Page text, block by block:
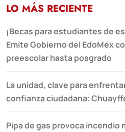
LO MÁS RECIENTE
¡Becas para estudiantes de
Emite Gobierno del EdoMéx
preescolar hasta posgrado
La unidad, clave para
confianza ciudadana:
Pipa de gas provoca incendio